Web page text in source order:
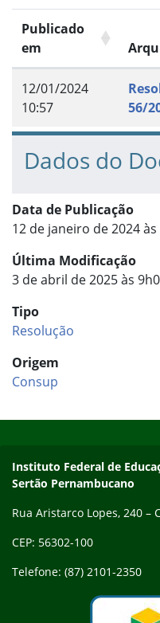
Publicado
em
12/01/2024
10:57
56/
Dados do
Data de Publicação
12 de janeiro de 2024
Última Modificação
3 de abril de 2025 às
Tipo
Resolução
Origem
Consup
Endereço
Instituto Federal de
Sertão Pernambucano
Rua Aristarco Lopes, 240 –
CEP: 56302-100
Telefone: (87) 2101-2350